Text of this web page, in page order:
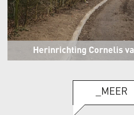
Herinrichting Cornelis
_MEER